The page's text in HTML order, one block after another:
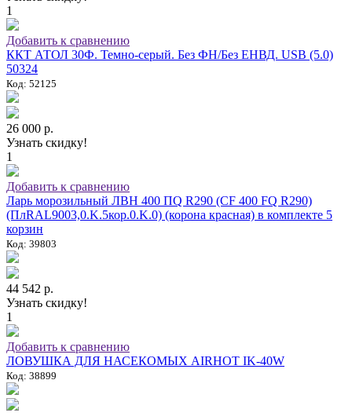
1
Добавить к сравнению
ККТ АТОЛ 30Ф. Темно-серый. Без ФН/Без ЕНВД. USB (5.0)
50324
Код: 52125
26 000 р.
Узнать скидку!
1
Добавить к сравнению
Ларь морозильный ЛВН 400 ПQ R290 (СF 400 FQ R290)
(ПлRAL9003,0.K.5кор.0.K.0) (корона красная) в комплекте 5
корзин
Код: 39803
44 542 р.
Узнать скидку!
1
Добавить к сравнению
ЛОВУШКА ДЛЯ НАСЕКОМЫХ AIRHOT IK-40W
Код: 38899